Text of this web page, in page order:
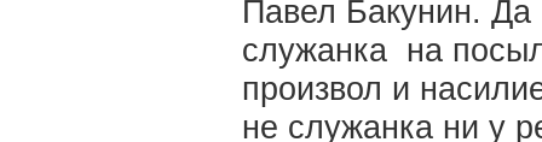
Павел Бакунин.
служанка на
произвол и
не служанка ни у